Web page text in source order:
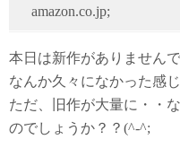
amazon.co.jp;
本日は新作がありませんで
なんか久々になかった感
ただ、旧作が大量に・・
のでしょうか？？(^-^;